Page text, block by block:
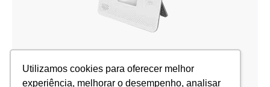
Utilizamos cookies para oferecer melhor
experiência, melhorar o desempenho, analisar
Android GBOT